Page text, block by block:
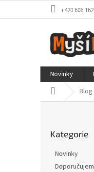
+420 606
Novinky
Domů Blog
kategorie
Kategorie
Novinky